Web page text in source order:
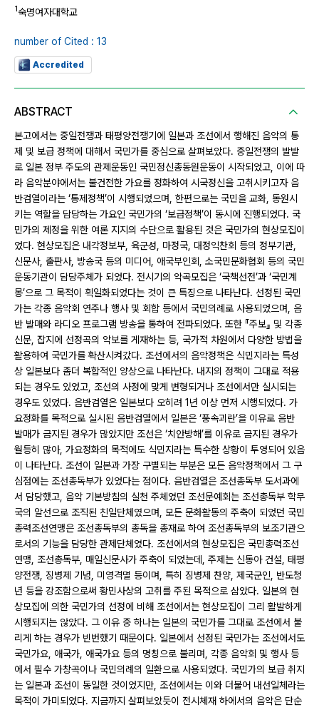
1숙명여자대학교
number of Cited : 13
Accredited
ABSTRACT
본고에서는 중일전쟁과 태평양전쟁기에 일본과 조선에서 행해진 음악의 통
제 및 보급 정책에 대해서 국민가를 중심으로 살펴보았다. 중일전쟁의 발발
로 일본 정부 주도의 관제운동인 국민정신총동원운동이 시작되었고, 이에 따
라 음악분야에서는 불건전한 가요를 정화하여 시국정신을 고취시키고자 음
반검열이라는 ‘통제정책’이 시행되었으며, 한편으로는 국민을 교화, 동원시
키는 역할을 담당하는 가요인 국민가의 ‘보급정책’이 동시에 진행되었다. 국
민가의 제정을 위한 여론 지지의 수단으로 활용된 것은 국민가의 현상모집이
었다. 현상모집은 내각정보부, 육군성, 마정국, 대정익찬회 등의 정부기관,
신문사, 출판사, 방송국 등의 미디어, 애국부인회, 소국민문화협회 등의 국민
운동기관이 담당주체가 되었다. 전시기의 악곡모집은 ‘국책선전’과 ‘국민계
몽’으로 그 목적이 획일화되었다는 것이 큰 특징으로 나타난다. 선정된 국민
가는 각종 음악회 연주나 행사 및 회합 등에서 국민의례로 사용되었으며, 음
반 발매와 라디오 프로그램 방송을 통하여 전파되었다. 또한 『주보』 및 각종
신문, 잡지에 선정곡의 악보를 게재하는 등, 국가적 차원에서 다양한 방법을
활용하여 국민가를 확산시켜갔다. 조선에서의 음악정책은 식민지라는 특성
상 일본보다 좀더 복합적인 양상으로 나타난다. 내지의 정책이 그대로 적용
되는 경우도 있었고, 조선의 사정에 맞게 변형되거나 조선에서만 실시되는
경우도 있었다. 음반검열은 일본보다 오히려 1년 이상 먼저 시행되었다. 가
요정화를 목적으로 실시된 음반검열에서 일본은 ‘풍속괴란’을 이유로 음반
발매가 금지된 경우가 많았지만 조선은 ‘치안방해’를 이유로 금지된 경우가
월등히 많아, 가요정화의 목적에도 식민지라는 특수한 상황이 투영되어 있음
이 나타난다. 조선이 일본과 가장 구별되는 부분은 모든 음악정책에서 그 구
심점에는 조선총독부가 있었다는 점이다. 음반검열은 조선총독부 도서과에
서 담당했고, 음악 기본방침의 실천 주체였던 조선문예회는 조선총독부 학무
국의 알선으로 조직된 친일단체였으며, 모든 문화활동의 주축이 되었던 국민
총력조선연맹은 조선총독부의 총독을 총재로 하여 조선총독부의 보조기관으
로서의 기능을 담당한 관제단체였다. 조선에서의 현상모집은 국민총력조선
연맹, 조선총독부, 매일신문사가 주축이 되었는데, 주제는 신동아 건설, 태평
양전쟁, 징병제 기념, 미영격멸 등이며, 특히 징병제 찬양, 제국군인, 반도청
년 등을 강조함으로써 황민사상의 고취를 주된 목적으로 삼았다. 일본의 현
상모집에 의한 국민가의 선정에 비해 조선에서는 현상모집이 그리 활발하게
시행되지는 않았다. 그 이유 중 하나는 일본의 국민가를 그대로 조선에서 불
리게 하는 경우가 빈번했기 때문이다. 일본에서 선정된 국민가는 조선에서도
국민가요, 애국가, 애국가요 등의 명칭으로 불리며, 각종 음악회 및 행사 등
에서 필수 가창곡이나 국민의례의 일환으로 사용되었다. 국민가의 보급 취지
는 일본과 조선이 동일한 것이었지만, 조선에서는 이와 더불어 내선일체라는
목적이 가미되었다. 지금까지 살펴보았듯이 전시체재 하에서의 음악은 단순